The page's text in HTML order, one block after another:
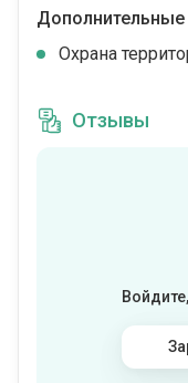
Дополнительные
Охрана
Отзывы